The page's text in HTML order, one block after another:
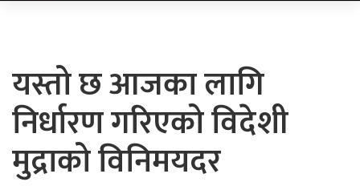
यस्तो छ आजका लागि
निर्धारण गरिएको विदेशी
मुद्राको विनिमयदर